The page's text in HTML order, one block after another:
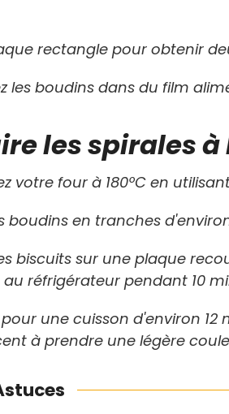
rectangle pour obtenir
les boudins dans du film
les spirales
votre four à 180ºC en
boudins en tranches
biscuits sur une plaque
réfrigérateur pendant 10
une cuisson d'environ
à prendre une légère